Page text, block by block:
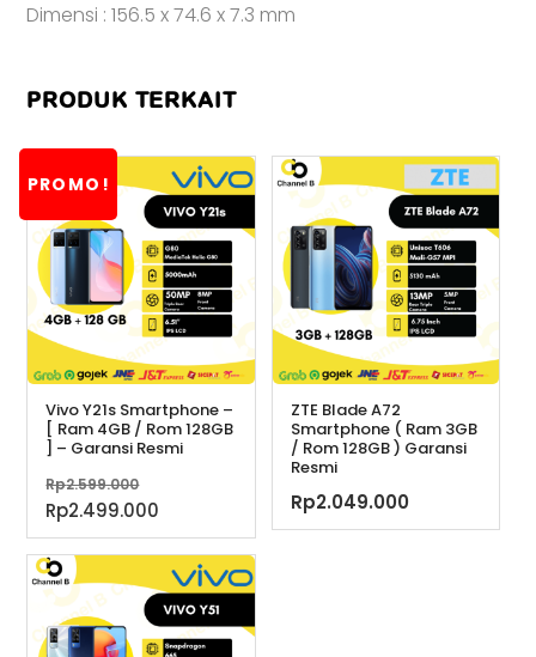
Dimensi : 156.5 x 74.6 x 7.3 mm
PRODUK TERKAIT
PROMO!
Vivo Y21s Smartphone –
[ Ram 4GB / Rom 128GB
] – Garansi Resmi
Rp2.599.000
aslinya
adalah:
Rp2.599.000.
Rp2.499.000
saat
ini
adalah:
Rp2.499.000.
ZTE Blade A72
Smartphone ( Ram 3GB
/ Rom 128GB ) Garansi
Resmi
Rp2.049.000